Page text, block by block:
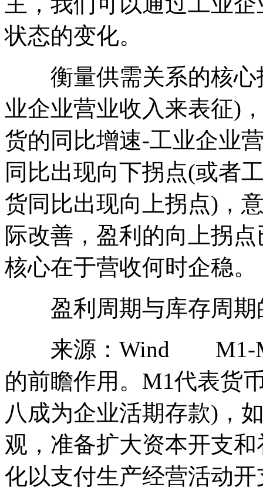
状态的变化。
衡量供需关系的核心
业企业营业收入来表征)
货的同比增速-工业企业
同比出现向下拐点(或者
货同比出现向上拐点)，
际改善，盈利的向上拐
核心在于营收何时企稳。
盈利周期与库存周期
来源：Wind M1-M2
的前瞻作用。M1代表货
八成为企业活期存款)，
观，准备扩大资本开支
化以支付生产经营活动